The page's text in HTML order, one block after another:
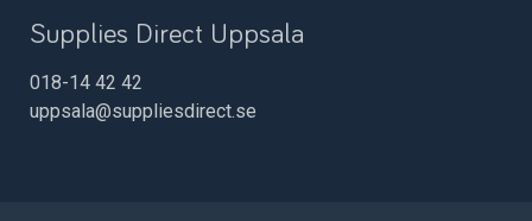
Supplies Direct Uppsala
018-14 42 42
uppsala@suppliesdirect.se